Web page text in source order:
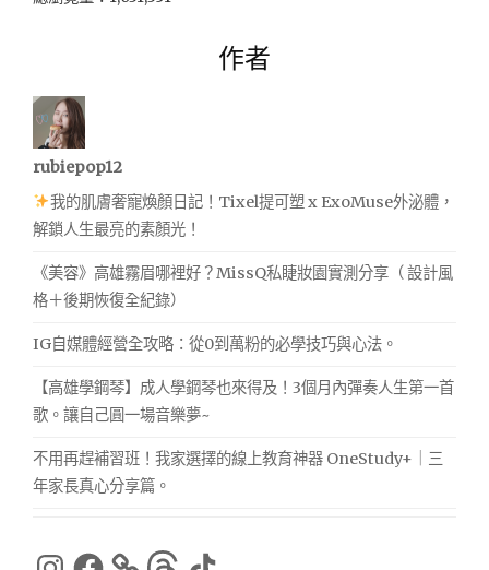
作者
rubiepop12
我的肌膚奢寵煥顏日記！Tixel提可塑 x ExoMuse外泌體，
解鎖人生最亮的素顏光！
《美容》高雄霧眉哪裡好？MissQ私睫妝園實測分享（ 設計風
格＋後期恢復全紀錄）
IG自媒體經營全攻略：從0到萬粉的必學技巧與心法。
【高雄學鋼琴】成人學鋼琴也來得及！3個月內彈奏人生第一首
歌。讓自己圓一場音樂夢~
不用再趕補習班！我家選擇的線上教育神器 OneStudy+｜三
年家長真心分享篇。
Instagram
Facebook ThreadsTikTok